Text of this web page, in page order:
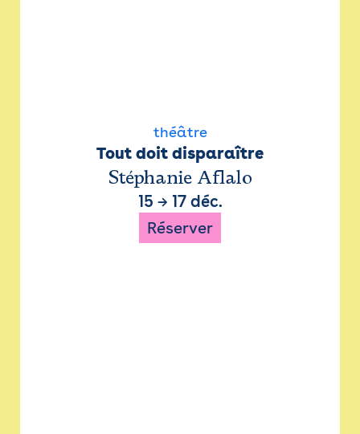
théâtre
Tout doit disparaître
Stéphanie Aflalo
15 → 17 déc.
Réserver